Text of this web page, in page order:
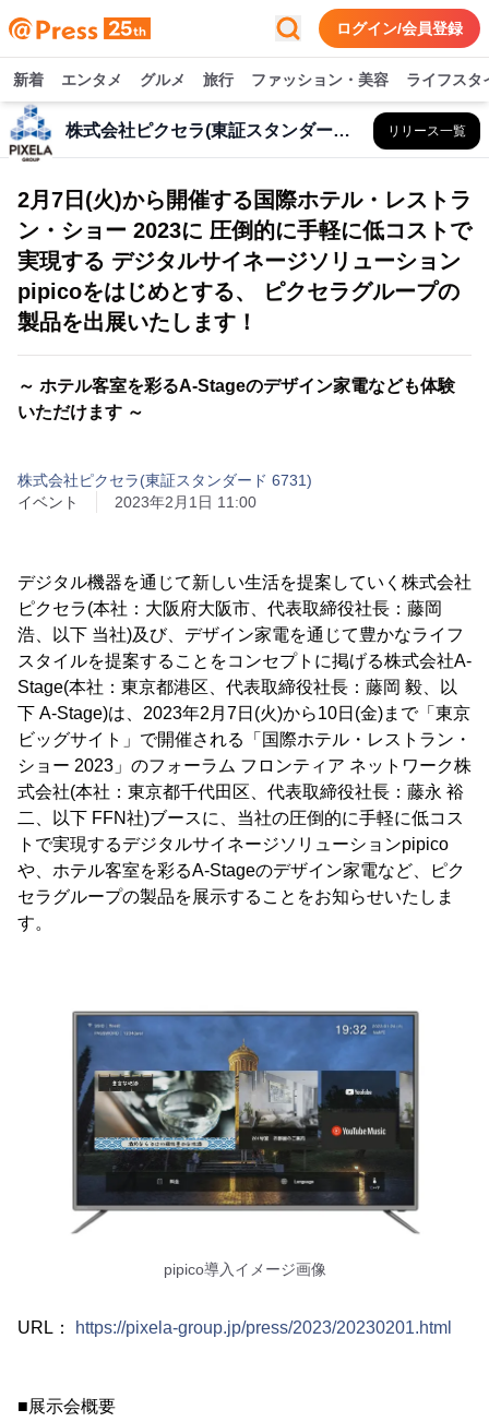
ログイン/会員登録
新着 エンタメ グルメ 旅行 ファッション・美容 ライフスタ
株式会社ピクセラ(東証スタンダード 6731) リリース一覧
2月7日(火)から開催する国際ホテル・レストラ
ン・ショー 2023に 圧倒的に手軽に低コストで
実現する デジタルサイネージソリューション
pipicoをはじめとする、 ピクセラグループの
製品を出展いたします！
～ ホテル客室を彩るA-Stageのデザイン家電なども体験
いただけます ～
株式会社ピクセラ(東証スタンダード 6731)
イベント
2023年2月1日 11:00
デジタル機器を通じて新しい生活を提案していく株式会社
ピクセラ(本社：大阪府大阪市、代表取締役社長：藤岡
浩、以下 当社)及び、デザイン家電を通じて豊かなライフ
スタイルを提案することをコンセプトに掲げる株式会社A-
Stage(本社：東京都港区、代表取締役社長：藤岡 毅、以
下 A-Stage)は、2023年2月7日(火)から10日(金)まで「東京
ビッグサイト」で開催される「国際ホテル・レストラン・
ショー 2023」のフォーラム フロンティア ネットワーク株
式会社(本社：東京都千代田区、代表取締役社長：藤永 裕
二、以下 FFN社)ブースに、当社の圧倒的に手軽に低コス
トで実現するデジタルサイネージソリューションpipico
や、ホテル客室を彩るA-Stageのデザイン家電など、ピク
セラグループの製品を展示することをお知らせいたしま
す。
pipico導入イメージ画像
URL： https://pixela-group.jp/press/2023/20230201.html
■展示会概要